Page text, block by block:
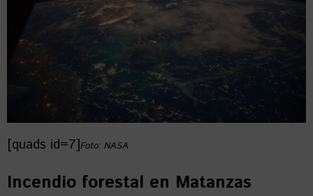
[quads id=7]Foto: NASA
Incendio forestal en Matanzas